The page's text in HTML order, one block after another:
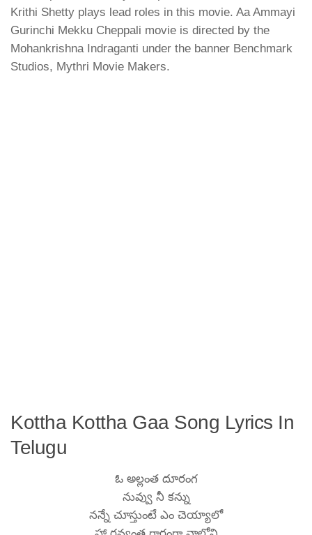
Krithi Shetty plays lead roles in this movie. Aa Ammayi
Gurinchi Mekku Cheppali movie is directed by the
Mohankrishna Indraganti under the banner Benchmark
Studios, Mythri Movie Makers.
Kottha Kottha Gaa Song Lyrics In
Telugu
ఓ అల్లంత దూరంగ
నువ్వు నీ కన్ను
నన్నే చూస్తుంటే ఎం చెయ్యాలో